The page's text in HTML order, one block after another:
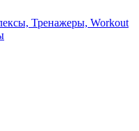
Тренажеры, Workout